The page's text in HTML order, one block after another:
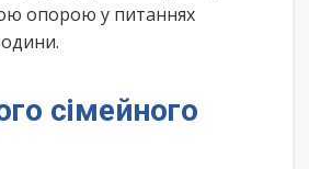
опорою у питаннях
сімейного